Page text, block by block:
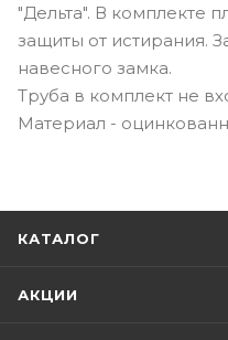
"Дельта". В комплекте
защиты от истирания.
навесного замка.
Труба в комплект не
Материал -
КАТАЛОГ
АКЦИИ